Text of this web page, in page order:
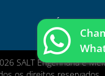
ÁREA DO
Acessar
SALT Engenharia e